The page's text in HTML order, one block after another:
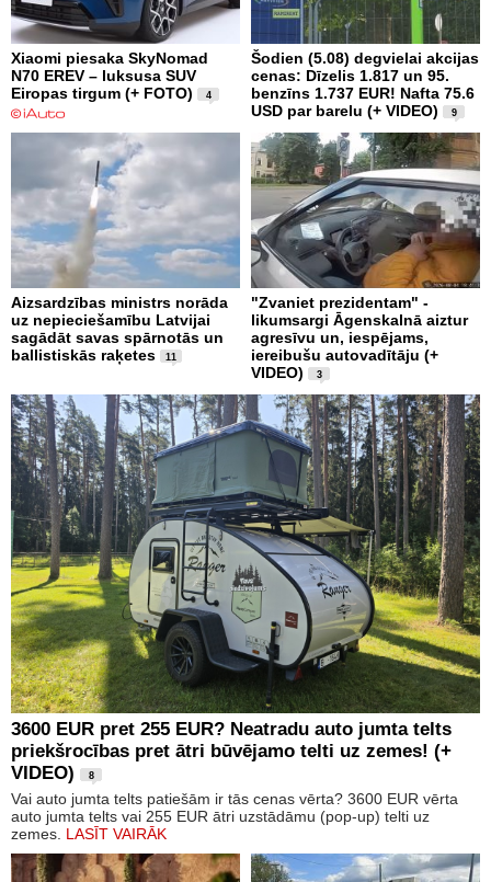
Xiaomi piesaka SkyNomad
N70 EREV – luksusa SUV
Eiropas tirgum (+ FOTO)
4
Šodien (5.08) degvielai akcijas
cenas: Dīzelis 1.817 un 95.
benzīns 1.737 EUR! Nafta 75.6
USD par barelu (+ VIDEO)
9
Aizsardzības ministrs norāda
uz nepieciešamību Latvijai
sagādāt savas spārnotās un
ballistiskās raķetes
11
"Zvaniet prezidentam" -
likumsargi Āgenskalnā aiztur
agresīvu un, iespējams,
iereibušu autovadītāju (+
VIDEO)
3
3600 EUR pret 255 EUR? Neatradu auto jumta telts
priekšrocības pret ātri būvējamo telti uz zemes! (+
VIDEO)
8
Vai auto jumta telts patiešām ir tās cenas vērta? 3600 EUR vērta
auto jumta telts vai 255 EUR ātri uzstādāmu (pop-up) telti uz
zemes. LASĪT VAIRĀK